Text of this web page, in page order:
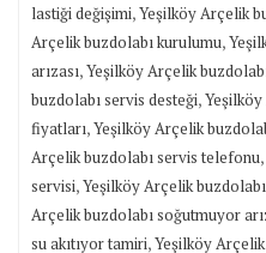
lastiği değişimi,Yeşilköy Arçelik
Arçelik buzdolabı kurulumu,
arızası,Yeşilköy Arçelik
buzdolabı servis desteği,
fiyatları,Yeşilköy Arçelik
Arçelik buzdolabı servis telefonu,
servisi,Yeşilköy Arçelik
Arçelik buzdolabı soğutmuyor
su akıtıyor tamiri,Yeşilköy